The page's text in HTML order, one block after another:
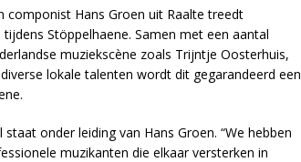
componist Hans Groen uit Raalte treedt
Stöppelhaene. Samen met een aantal
muziekscène zoals Trijntje Oosterhuis,
lokale talenten wordt dit gegarandeerd een
onder leiding van Hans Groen. “We hebben
muzikanten die elkaar versterken in